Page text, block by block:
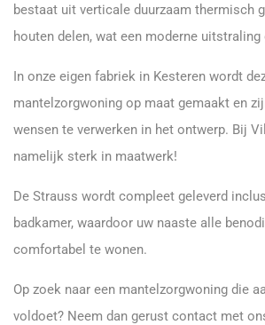
bestaat uit verticale duurzaam thermisch
houten delen, wat een moderne uitstraling
In onze eigen fabriek in Kesteren wordt
mantelzorgwoning op maat gemaakt en
wensen te verwerken in het ontwerp. Bij
namelijk sterk in maatwerk!
De Strauss wordt compleet geleverd
badkamer, waardoor uw naaste alle
comfortabel te wonen.
Op zoek naar een mantelzorgwoning die
voldoet? Neem dan gerust contact met